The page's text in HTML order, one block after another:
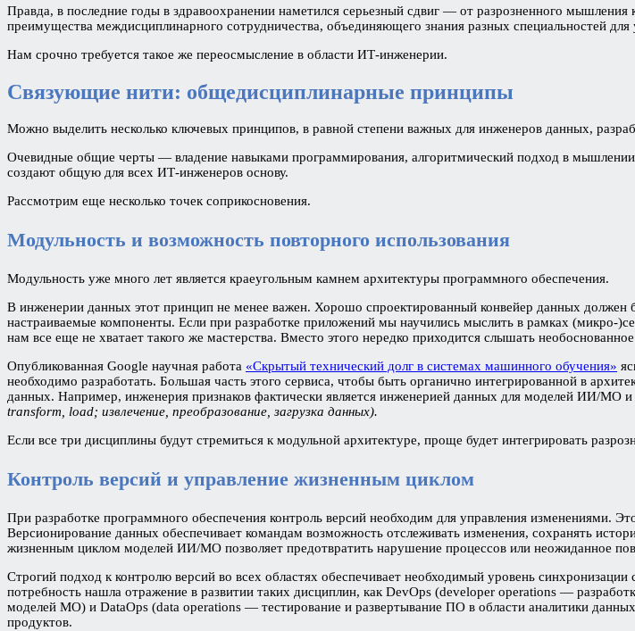
Правда, в последние годы в здравоохранении наметился серьезный сдвиг — от разрозненного
преимущества междисциплинарного сотрудничества, объединяющего знания разных специальностей для
Нам срочно требуется такое же переосмысление в области ИТ-инженерии.
Связующие нити: общедисциплинарные принципы
Можно выделить несколько ключевых принципов, в равной степени важных для инженеров данных,
Очевидные общие черты — владение навыками программирования, алгоритмический подход в
создают общую для всех ИТ-инженеров основу.
Рассмотрим еще несколько точек соприкосновения.
Модульность и возможность повторного использования
Модульность уже много лет является краеугольным камнем архитектуры программного обеспечения.
В инженерии данных этот принцип не менее важен. Хорошо спроектированный конвейер данных
настраиваемые компоненты. Если при разработке приложений мы научились мыслить в рамках (микро-
нам все еще не хватает такого же мастерства. Вместо этого нередко приходится слышать
Опубликованная Google научная работа «Скрытый технический долг в системах машинного обучения»
необходимо разработать. Большая часть этого сервиса, чтобы быть органично интегрированной в
данных. Например, инженерия признаков фактически является инженерией данных для моделей ИИ/МО
transform, load; извлечение, преобразование, загрузка данных).
Если все три дисциплины будут стремиться к модульной архитектуре, проще будет интегрировать
Контроль версий и управление жизненным циклом
При разработке программного обеспечения контроль версий необходим для управления
Версионирование данных обеспечивает командам возможность отслеживать изменения, сохранять
жизненным циклом моделей ИИ/МО позволяет предотвратить нарушение процессов или неожиданное
Строгий подход к контролю версий во всех областях обеспечивает необходимый уровень
потребность нашла отражение в развитии таких дисциплин, как DevOps (developer operations —
моделей МО) и DataOps (data operations — тестирование и развертывание ПО в области аналитики
продуктов.